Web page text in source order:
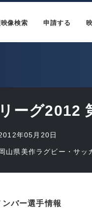
像検索 申請する
ーグ2012
年05月20日
岡山県美作ラグビー・サッ
バー選手情報